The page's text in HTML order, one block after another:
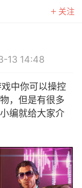
关注
13 14:48
中你可以操控
，但是有很多
编就给大家介